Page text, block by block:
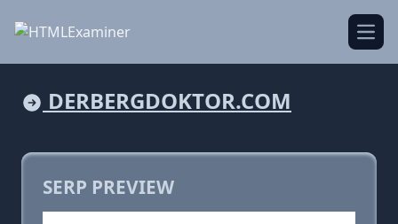
DERBERGDOKTOR.COM
SERP PREVIEW